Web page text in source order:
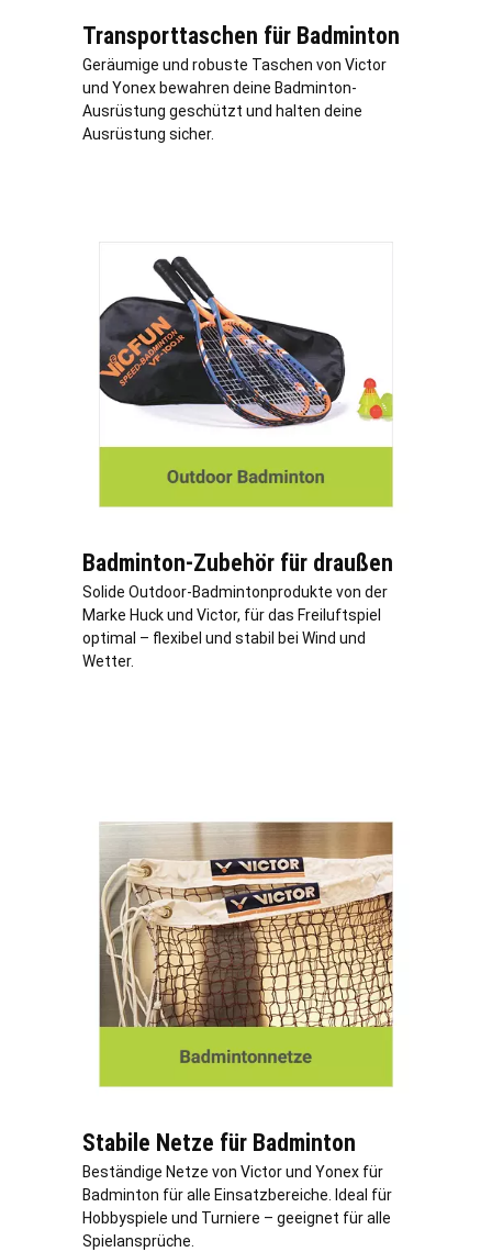
Transporttaschen für Badminton
Geräumige und robuste Taschen von Victor
und Yonex bewahren deine Badminton-
Ausrüstung geschützt und halten deine
Ausrüstung sicher.
Badminton-Zubehör für draußen
Solide Outdoor-Badmintonprodukte von der
Marke Huck und Victor, für das Freiluftspiel
optimal – flexibel und stabil bei Wind und
Wetter.
Stabile Netze für Badminton
Beständige Netze von Victor und Yonex für
Badminton für alle Einsatzbereiche. Ideal für
Hobbyspiele und Turniere – geeignet für alle
Spielansprüche.